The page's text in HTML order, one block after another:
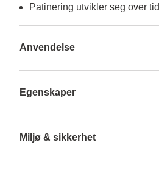
Patinering utvikler seg over tid
Anvendelse
Egenskaper
Miljø & sikkerhet